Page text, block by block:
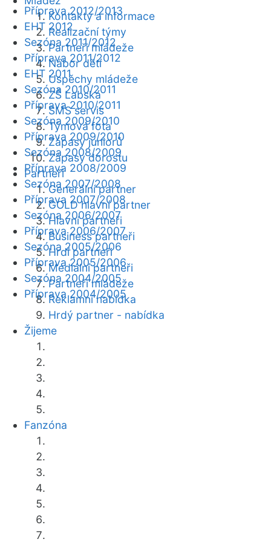
Kontakty a informace
Realizační týmy
Partneři mládeže
Nábor dětí
Úspěchy mládeže
ZŠ Labská
SMS servis
Týmová fota
Zápasy juniorů
Zápasy dorostu
Partneři
Generální partner
GOLD hlavní partner
Hlavní partneři
Business partneři
Hrdí partneři
Mediální partneři
Partneři mládeže
Reklamní nabídka
Hrdý partner - nabídka
Žijeme
Fanzóna
Příprava 2012/2013
EHT 2012
Sezóna 2011/2012
Příprava 2011/2012
EHT 2011
Sezóna 2010/2011
Příprava 2010/2011
Sezóna 2009/2010
Příprava 2009/2010
Sezóna 2008/2009
Příprava 2008/2009
Sezóna 2007/2008
Příprava 2007/2008
Sezóna 2006/2007
Příprava 2006/2007
Sezóna 2005/2006
Příprava 2005/2006
Sezóna 2004/2005
Příprava 2004/2005